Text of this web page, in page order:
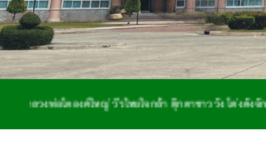
ตองค์ใหญ่ วีรไทยใจกล้า ตุ๊กตาชาววัง โด่งดังจักสาน ถิ่นฐาน